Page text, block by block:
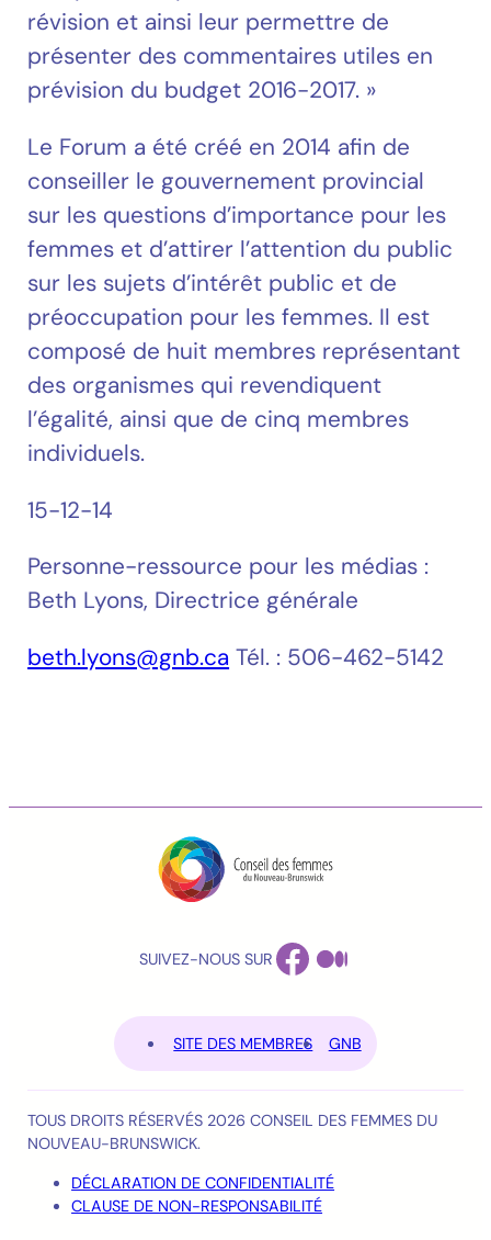
révision et ainsi leur permettre de
présenter des commentaires utiles en
prévision du budget 2016-2017. »
Le Forum a été créé en 2014 afin de
conseiller le gouvernement provincial
sur les questions d’importance pour les
femmes et d’attirer l’attention du public
sur les sujets d’intérêt public et de
préoccupation pour les femmes. Il est
composé de huit membres représentant
des organismes qui revendiquent
l’égalité, ainsi que de cinq membres
individuels.
15-12-14
Personne-ressource pour les médias :
Beth Lyons, Directrice générale
beth.lyons@gnb.ca Tél. : 506-462-5142
SUIVEZ-NOUS SUR FACEBOOK
MEDIUM
SITE DES MEMBRES GNB
TOUS DROITS RÉSERVÉS 2026 CONSEIL DES FEMMES DU
NOUVEAU-BRUNSWICK.
DÉCLARATION DE CONFIDENTIALITÉ
CLAUSE DE NON-RESPONSABILITÉ